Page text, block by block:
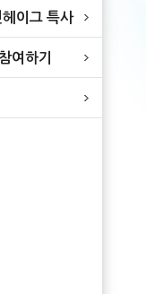
이그 특사
여하기